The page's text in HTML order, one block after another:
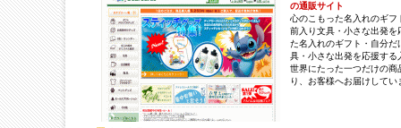
の通販サイト
心のこもった名入れのギ
前入り文具・小さな出発
た名入れのギフト・自分
具・小さな出発を応援する
世界にたった一つだけの
り、お客様へお届けしてい